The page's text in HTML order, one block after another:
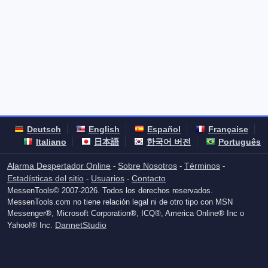
Deutsch English Español
Française
Italiano
日本語 한국어 버전 Português
Alarma Despertador Online - Sobre Nosotros - Términos -
Estadísticas del sitio - Usuarios - Contacto
MessenTools© 2007-2026. Todos los derechos reservados.
MessenTools.com no tiene relación legal ni de otro tipo con MSN
Messenger®, Microsoft Corporation®, ICQ®, America Online® Inc o
Yahoo!® Inc. DannetStudio